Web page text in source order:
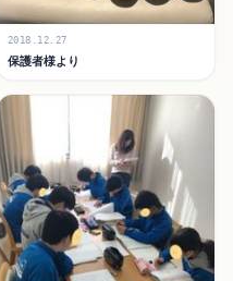
2018.12.27
保護者様より